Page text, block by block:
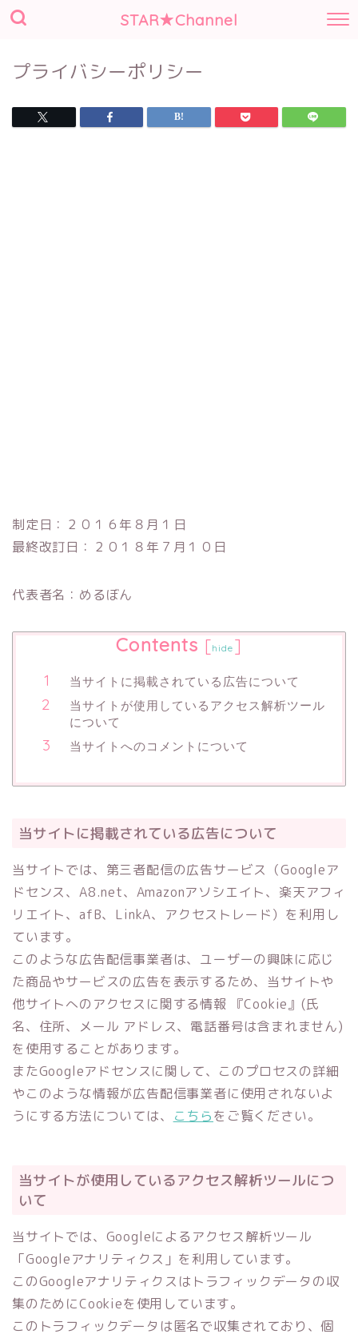
STAR★Channel
プライバシーポリシー
制定日：２０１６年８月１日
最終改訂日：２０１８年７月１０日
代表者名：めるぼん
Contents [hide ]
当サイトに掲載されている広告について
当サイトが使用しているアクセス解析ツール
について
当サイトへのコメントについて
当サイトに掲載されている広告について
当サイトでは、第三者配信の広告サービス（Googleア
ドセンス、A8.net、Amazonアソシエイト、楽天アフィ
リエイト、afB、LinkA、アクセストレード）を利用し
ています。
このような広告配信事業者は、ユーザーの興味に応じ
た商品やサービスの広告を表示するため、当サイトや
他サイトへのアクセスに関する情報 『Cookie』(氏
名、住所、メール アドレス、電話番号は含まれません)
を使用することがあります。
またGoogleアドセンスに関して、このプロセスの詳細
やこのような情報が広告配信事業者に使用されないよ
うにする方法については、
こちらをご覧ください。
当サイトが使用しているアクセス解析ツールにつ
いて
当サイトでは、Googleによるアクセス解析ツール
「Googleアナリティクス」を利用しています。
このGoogleアナリティクスはトラフィックデータの収
集のためにCookieを使用しています。
このトラフィックデータは匿名で収集されており、個